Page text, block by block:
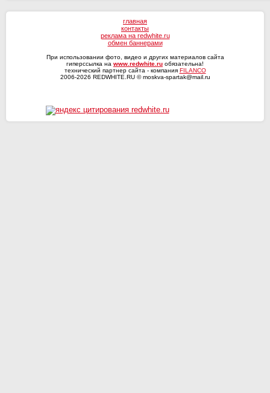
главная
контакты
реклама на redwhite.ru
обмен баннерами
При использовании фото, видео и других материалов сайта
гиперссылка на www.redwhite.ru обязательна!
технический партнер сайта - компания FILANCO
2006-2026 REDWHITE.RU © moskva-spartak@mail.ru